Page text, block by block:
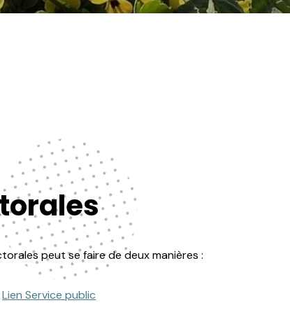
peut se faire de deux manières :
Lien Service public